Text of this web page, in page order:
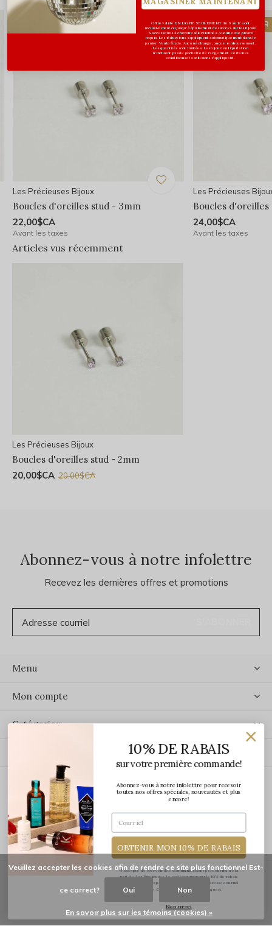
COUP DE CŒUR
Les Précieuses Bijoux
Boucles d'oreilles stud - 3mm
22,00$CA
Avant les taxes
COUP DE CŒUR
Les Précieuses
Boucles
24,00$CA
Avant les taxes
Articles vus récemment
Les Précieuses Bijoux
Boucles d'oreilles stud - 2mm
20,00$CA 20,00$CA
Abonnez-vous à notre infolettre
Recevez les dernières offres et promotions
Menu
Mon compte
Catégories
ÉCRIVEZ-NOUS
© Copyright2026-Les Précieuses
Veuillez accepter les cookies afin de rendre ce site plus fonctionnel Est-
ce correct? Oui Non
En savoir plus sur les témoins (cookies) »
Offre valide EN LIGNE SEULEMENT du 6 au 12 août
inclusivement ou jusqu'à épuisement des stocks sur les bijoux
& accessoires à cheveux sélectionnés. Aucun code promo
requis. Les réductions s’appliquent automatiquement dans le
panier. Vente finale. Aucun échange, aucun remboursement.
Les quantités sont limitées. Les bijoux en liquidation
n'incluent pas de pochette de rangement. Certaines
conditions et exclusions s'appliquent.
10% DE RABAIS
sur votre première commande!
Abonnez-vous à notre infolettre pour recevoir
toutes nos offres spéciales, nouveautés et plus
encore!
OBTENIR MON 10% DE RABAIS
*J'accepte de recevoir des communications par courriel de la
part de Les Précieuses. Le code promo pour le 10% de rabais
vous sera transmis par courriel une fois votre adresse courriel
confirmée. Certaines exclusions s'appliquent.
Non merci